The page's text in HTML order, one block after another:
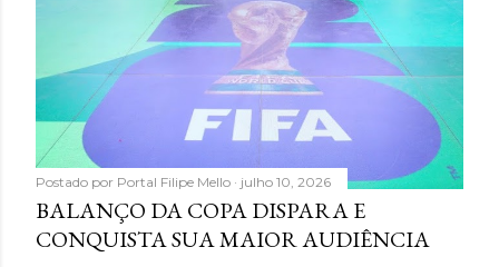
Postado por Portal Filipe Mello julho 10, 2026
BALANÇO DA COPA DISPARA E
CONQUISTA SUA MAIOR AUDIÊNCIA